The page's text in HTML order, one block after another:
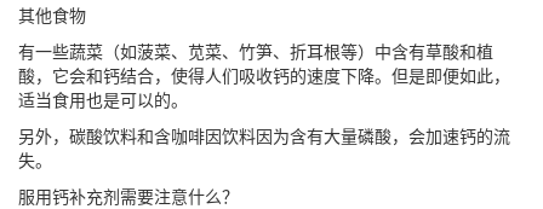
其他食物
有一些蔬菜（如菠菜、苋菜、竹笋、折耳根等）中含有草酸和植
酸，它会和钙结合，使得人们吸收钙的速度下降。但是即便如此，
适当食用也是可以的。
另外，碳酸饮料和含咖啡因饮料因为含有大量磷酸，会加速钙的流
失。
服用钙补充剂需要注意什么？